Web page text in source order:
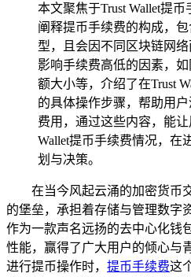
本文聚焦于Trust Wallet提
阐释提币手续费的构成，
型，且会因不同区块链网
影响手续费高低的因素，
额大小等，介绍了在Trust
的具体操作步骤，帮助用
费用，通过这些内容，能
Wallet提币手续费情况，在
划与决策。
在当今风起云涌的加密货币
的堡垒，承担着存储与管理数字
作为一款声名远扬的去中心化钱
性能，赢得了广大用户的倾心与
进行提币操作时， 提币手续费这